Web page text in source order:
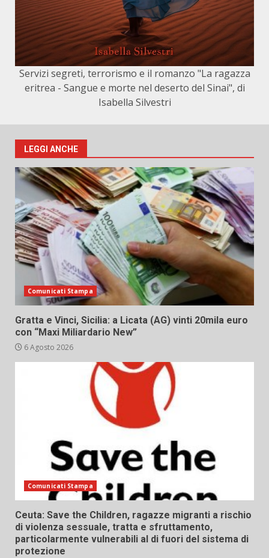
Servizi segreti, terrorismo e il romanzo "La ragazza
eritrea - Sangue e morte nel deserto del Sinai", di
Isabella Silvestri
LEGGI ANCHE
Comunicati Stampa
Gratta e Vinci, Sicilia: a Licata (AG) vinti 20mila euro
con “Maxi Miliardario New”
6 Agosto 2026
Comunicati Stampa
Ceuta: Save the Children, ragazze migranti a rischio
di violenza sessuale, tratta e sfruttamento,
particolarmente vulnerabili al di fuori del sistema di
protezione